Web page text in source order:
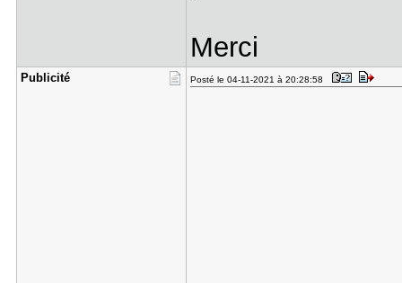
Merci
Publicité Posté le 04-11-2021 à 20:28:58